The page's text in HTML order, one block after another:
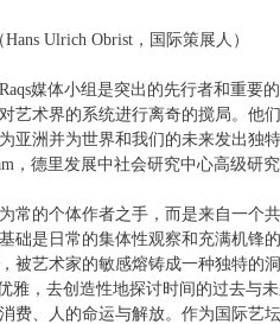
Ulrich Obrist，国际策展人）
媒体小组是突出的先行者和重要
艺术界的系统进行离奇的搅局。他
亚洲并为世界和我们的未来发出独
，德里发展中社会研究中心高级研
常的个体作者之手，而是来自一个
础是日常的集体性观察和充满机锋
被艺术家的敏感熔铸成一种独特的
雅，去创造性地探讨时间的过去与
费、人的命运与解放。作为国际艺